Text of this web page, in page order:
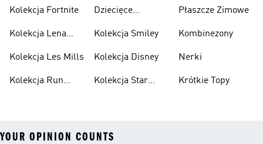
Kolekcja
Kolekcja Fortnite
Kolekcja Lena
Kolekcja Les Mills
Kolekcja Run
Dziecięce
Kolekcja
Kolekcja Smiley
Kolekcja Disney
Kolekcja Star
Płaszcze Zimowe
Kombinezony
Nerki
Krótkie Topy
YOUR OPINION COUNTS